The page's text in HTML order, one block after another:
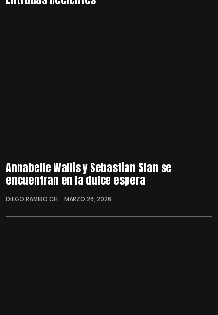
Annabelle Wallis y Sebastian Stan se
encuentran en la dulce espera
DIEGO RAMIRO CH. MARZO 26, 2026